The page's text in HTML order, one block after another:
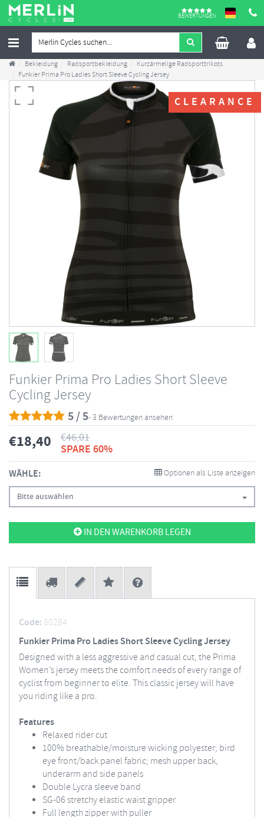
BEWERTUNGEN
Bekleidung Radsportbekleidung
Kurzärmelige Radsporttrikots
Funkier Prima Pro Ladies Short Sleeve Cycling Jersey
CLEARANCE
Funkier Prima Pro Ladies Short Sleeve
Cycling Jersey
5 / 5- 3 Bewertungen ansehen
€18,40 €46,01
SPARE 60%
WÄHLE: Optionen als Liste anzeigen
Bitte auswählen
IN DEN WARENKORB LEGEN
Code: 80284
Funkier Prima Pro Ladies Short Sleeve Cycling Jersey
Designed with a less aggressive and casual cut, the Prima
Women’s jersey meets the comfort needs of every range of
cyclist from beginner to elite. This classic jersey will have
you riding like a pro.
Features
Relaxed rider cut
100% breathable/moisture wicking polyester; bird
eye front/back panel fabric; mesh upper back,
underarm and side panels
Double Lycra sleeve band
SG-06 stretchy elastic waist gripper
Full length zipper with puller